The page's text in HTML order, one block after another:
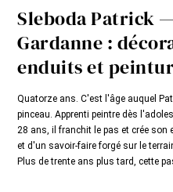
Sleboda Patrick
Gardanne :
enduits et
Quatorze ans. C'est l'âge auquel
pinceau. Apprenti peintre dès
28 ans, il franchit le pas et crée
et d'un savoir-faire forgé sur le
Plus de trente ans plus tard, cette